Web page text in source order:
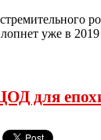
уже в
для